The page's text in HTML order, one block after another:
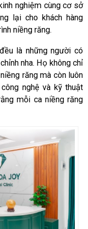
nghiệm cùng cơ sở
lại cho khách hàng
niềng răng.
đều là những người có
nha. Họ không chỉ
răng mà còn luôn
nghệ và kỹ thuật
mỗi ca niềng răng